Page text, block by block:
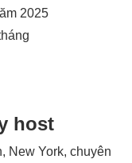
2025
host
New York, chuyên